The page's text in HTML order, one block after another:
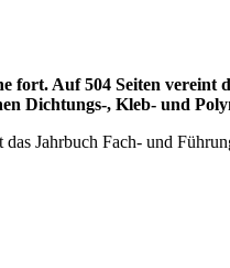
fort. Auf 504 Seiten vereint
Dichtungs-, Kleb- und
Jahrbuch Fach- und